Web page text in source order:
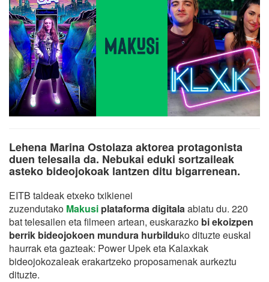
Lehena Marina Ostolaza aktorea protagonista
duen telesaila da. Nebukai eduki sortzaileak
asteko bideojokoak lantzen ditu bigarrenean.
EITB taldeak etxeko txikienei
zuzendutako Makusi plataforma digitalaabiatu du. 220
bat telesailen eta filmeen artean, euskarazko bi ekoizpen
berrik bideojokoen mundura hurbilduko dituzte euskal
haurrak eta gazteak: Power Upek eta Kalaxkak
bideojokozaleak erakartzeko proposamenak aurkeztu
dituzte.